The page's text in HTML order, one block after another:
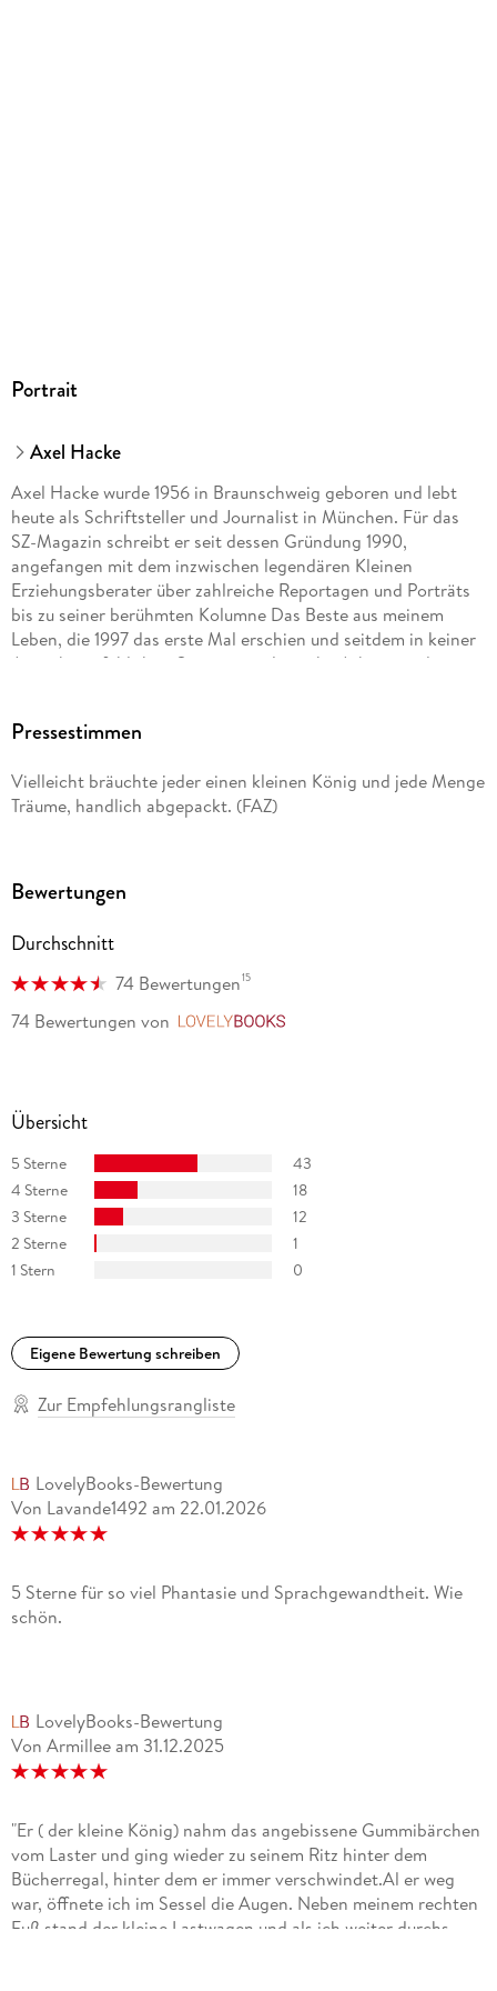
Portrait
Axel Hacke
Axel Hacke wurde 1956 in Braunschweig geboren und lebt
heute als Schriftsteller und Journalist in München. Für das
SZ-Magazin schreibt er seit dessen Gründung 1990,
angefangen mit dem inzwischen legendären Kleinen
Erziehungsberater über zahlreiche Reportagen und Porträts
bis zu seiner berühmten Kolumne Das Beste aus meinem
Leben, die 1997 das erste Mal erschien und seitdem in keiner
Ausgabe gefehlt hat. Seine journalistische Arbeit wurde mit
Egon-Erwin-Kisch-Preis ( 1987 und 1990 ) und Theodor-Wolff-
übersetzt.
Maler und Zeichner. 1995 wurde er mit dem Olaf-
Gulbransson-Preis ausgezeichnet.
Pressestimmen
Vielleicht bräuchte jeder einen kleinen König und jede Menge
Träume, handlich abgepackt. (FAZ)
Bewertungen
Durchschnitt
74 Bewertungen15
74 Bewertungen von
Übersicht
5 Sterne
43
4 Sterne
18
3 Sterne
12
2 Sterne
1
1 Stern
0
Eigene Bewertung schreiben
Zur Empfehlungsrangliste
LovelyBooks-Bewertung
Von Lavande1492 am 22.01.2026
5 Sterne für so viel Phantasie und Sprachgewandtheit. Wie
schön.
LovelyBooks-Bewertung
Von Armillee am 31.12.2025
"Er ( der kleine König) nahm das angebissene Gummibärchen
vom Laster und ging wieder zu seinem Ritz hinter dem
Bücherregal, hinter dem er immer verschwindet.Al er weg
war, öffnete ich im Sessel die Augen. Neben meinem rechten
Fuß stand der kleine Lastwagen und als ich weiter durchs